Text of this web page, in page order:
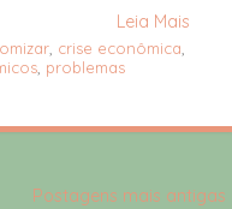
Leia Mais
crise econômica
problemas
Postagens mais antigas